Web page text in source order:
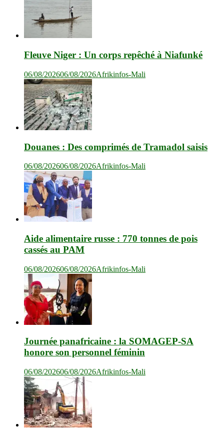
Fleuve Niger : Un corps repêché à Niafunké
06/08/202606/08/2026Afrikinfos-Mali
Douanes : Des comprimés de Tramadol saisis
06/08/202606/08/2026Afrikinfos-Mali
Aide alimentaire russe : 770 tonnes de pois
cassés au PAM
06/08/202606/08/2026Afrikinfos-Mali
Journée panafricaine : la SOMAGEP-SA
honore son personnel féminin
06/08/202606/08/2026Afrikinfos-Mali